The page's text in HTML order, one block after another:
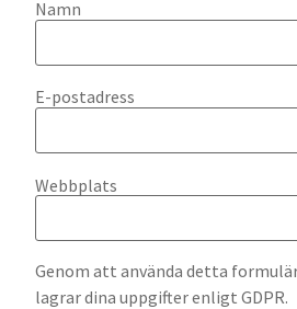
Namn
E-postadress
Webbplats
Genom att använda detta
lagrar dina uppgifter enligt GDPR.